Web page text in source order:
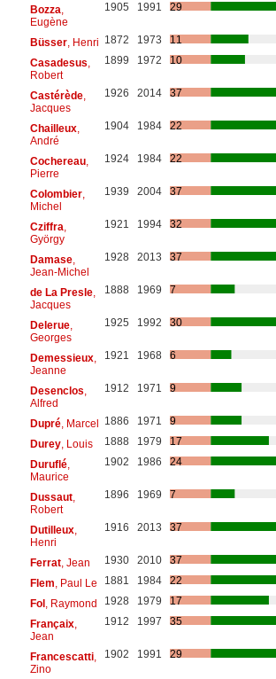
Bozza
Eugène
1905 1991 29
Büsser, Henri 1872 1973
11
Casadesus
Robert
1899 1972 10
Castérède,
Jacques
1926 2014 37
Chailleux,
André
1904 1984 22
Cochereau,
Pierre
1924 1984 22
Colombier,
Michel
1939 2004 37
Cziffra
György
1921 1994 32
Damase,
Jean-Michel
1928 2013 37
de La Presle,
Jacques
1888 1969 7
Delerue,
Georges
1925 1992 30
Demessieux,
Jeanne
1921 1968 6
Desenclos
Alfred
1912 1971 9
Dupré, Marcel 1886 1971
9
Durey, Louis 1888 1979
17
Duruflé,
Maurice
1902 1986 24
Dussaut,
Robert
1896 1969 7
Dutilleux,
Henri
1916 2013 37
Ferrat, Jean 1930 2010
37
Flem , Paul Le 1881 1984
22
Fol, Raymond 1928 1979
17
Françaix,
Jean
1912 1997 35
Francescatti,
Zino
1902 1991 29